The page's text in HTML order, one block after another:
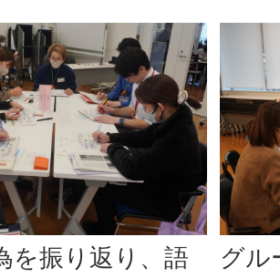
を振り返り、語
グル